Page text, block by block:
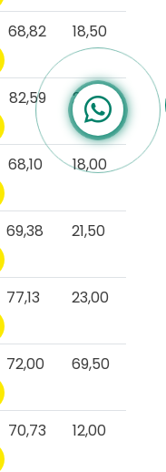
68,82
18,50
82,59
22,00
68,10
18,00
69,38
21,50
77,13
23,00
72,00
69,50
70,73
12,00